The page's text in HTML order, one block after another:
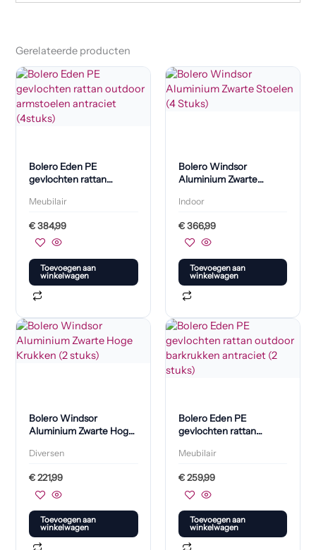
Gerelateerde producten
Bolero Eden PE
gevlochten rattan
antraciet (4stuks)
Meubilair
€384,99
Toevoegen aan
winkelwagen
Bolero Windsor
Aluminium Zwarte
Indoor
€366,99
Toevoegen aan
winkelwagen
Bolero Windsor
Aluminium Zwarte Hoge
Diversen
€221,99
Toevoegen aan
winkelwagen
Bolero Eden PE
gevlochten rattan
antraciet (2 stuks)
Meubilair
€259,99
Toevoegen aan
winkelwagen